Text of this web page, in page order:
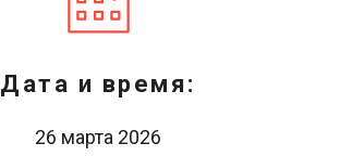
Дата и время:
26 марта 2026